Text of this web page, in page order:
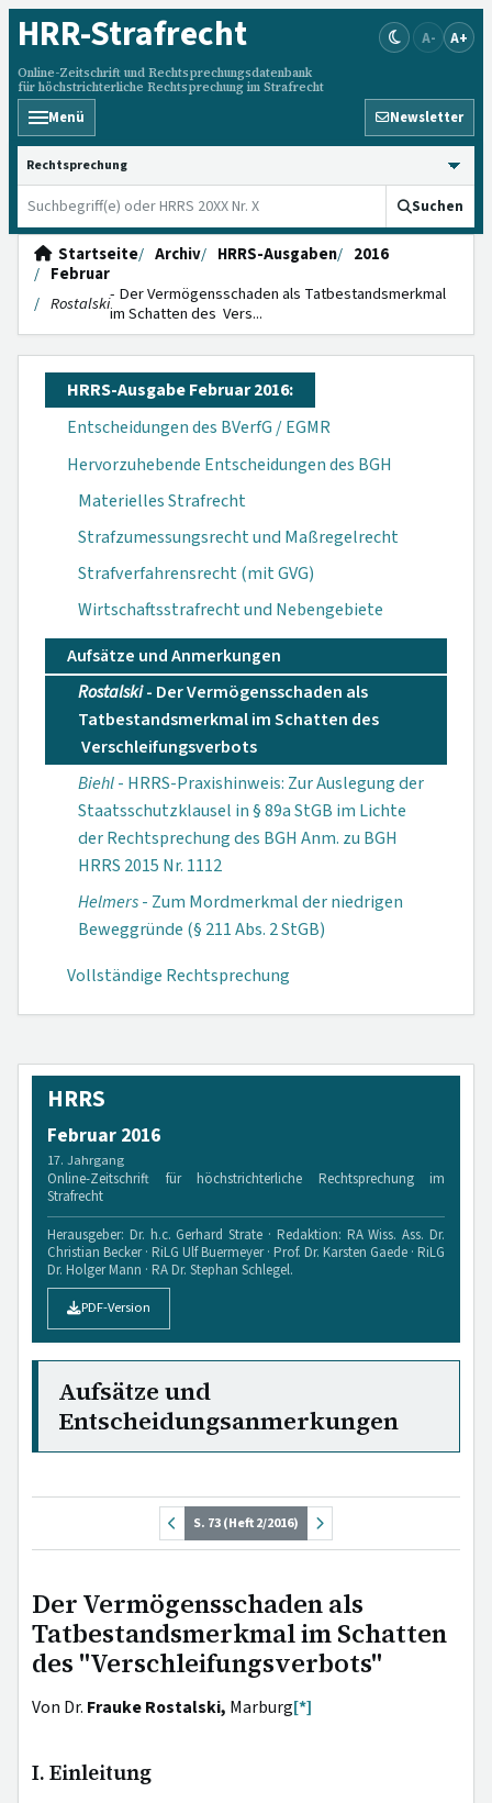
HRR-Strafrecht
Online-Zeitschrift und Rechtsprechungsdatenbank
für höchstrichterliche Rechtsprechung im Strafrecht
A- A+
Menü Newsletter
HRRS durchsuchen
Suchen
Startseite Archiv HRRS-Ausgaben
2016
Februar
Rostalski- Der Vermögensschaden als Tatbestandsmerkmal
im Schatten des Vers...
HRRS-Ausgabe Februar 2016:
Entscheidungen des BVerfG / EGMR
Hervorzuhebende Entscheidungen des BGH
Materielles Strafrecht
Strafzumessungsrecht und Maßregelrecht
Strafverfahrensrecht (mit GVG)
Wirtschaftsstrafrecht und Nebengebiete
Aufsätze und Anmerkungen
Rostalski- Der Vermögensschaden als
Tatbestandsmerkmal im Schatten des
Verschleifungsverbots
Biehl- HRRS-Praxishinweis: Zur Auslegung der
Staatsschutzklausel in § 89a StGB im Lichte
der Rechtsprechung des BGH Anm. zu BGH
HRRS 2015 Nr. 1112
Helmers- Zum Mordmerkmal der niedrigen
Beweggründe (§ 211 Abs. 2 StGB)
Vollständige Rechtsprechung
HRRS
Februar 2016
17. Jahrgang
Online-Zeitschrift für höchstrichterliche Rechtsprechung im
Strafrecht
Herausgeber: Dr. h.c. Gerhard Strate · Redaktion: RA Wiss. Ass. Dr.
Christian Becker · RiLG Ulf Buermeyer · Prof. Dr. Karsten Gaede · RiLG
Dr. Holger Mann · RA Dr. Stephan Schlegel.
PDF-Version
Aufsätze und
Entscheidungsanmerkungen
S. 73 (Heft 2/2016)
Der Vermögensschaden als
Tatbestandsmerkmal im Schatten
des "Verschleifungsverbots"
Von Dr. Frauke Rostalski, Marburg[*]
I. Einleitung